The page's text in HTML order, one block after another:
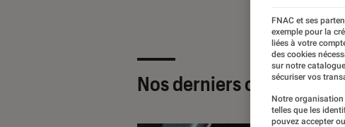
Nos derniers contenus
FNAC et ses
exemple pour la
liées à votre
des cookies
sur notre
sécuriser vos
Notre organisation
telles que les
pouvez accepter